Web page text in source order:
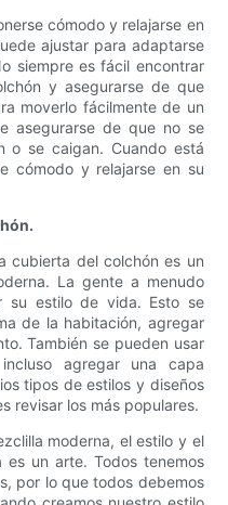
cómodo y relajarse en
ajustar para adaptarse
siempre es fácil encontrar
y asegurarse de que
moverlo fácilmente de un
asegurarse de que no se
o se caigan. Cuando está
cómodo y relajarse en su
cubierta del colchón es un
La gente a menudo
su estilo de vida. Esto se
de la habitación, agregar
También se pueden usar
agregar una capa
tipos de estilos y diseños
revisar los más populares.
moderna, el estilo y el
un arte. Todos tenemos
por lo que todos debemos